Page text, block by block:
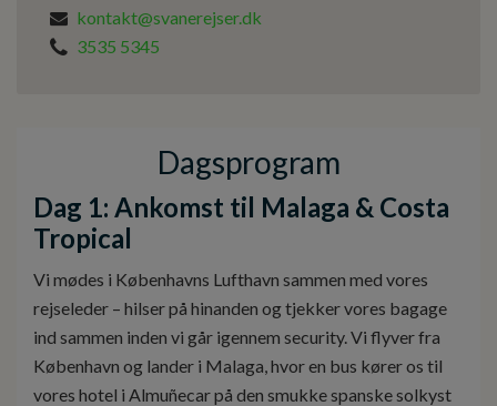
kontakt@svanerejser.dk
3535 5345
Dagsprogram
Dag 1: Ankomst til Malaga & Costa
Tropical
Vi mødes i Københavns Lufthavn sammen med vores
rejseleder – hilser på hinanden og tjekker vores bagage
ind sammen inden vi går igennem security. Vi flyver fra
København og lander i Malaga, hvor en bus kører os til
vores hotel i Almuñecar på den smukke spanske solkyst